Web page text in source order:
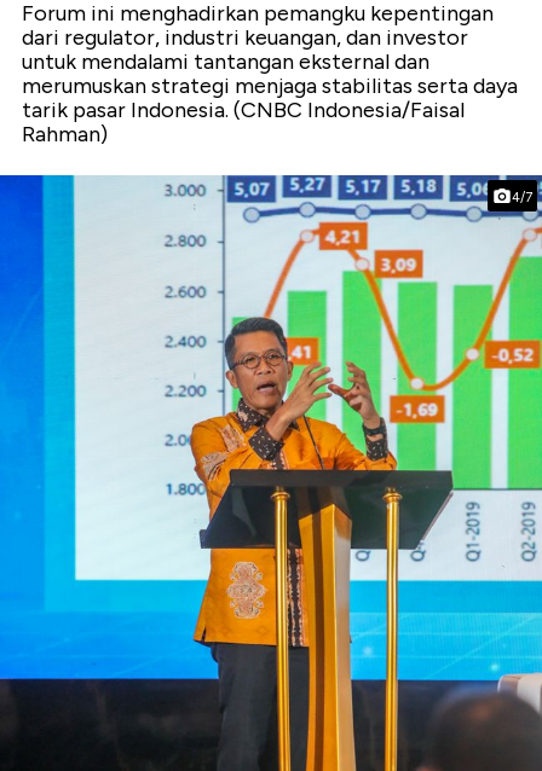
Forum ini menghadirkan pemangku kepentingan
dari regulator, industri keuangan, dan investor
untuk mendalami tantangan eksternal dan
merumuskan strategi menjaga stabilitas serta daya
tarik pasar Indonesia. (CNBC Indonesia/Faisal
Rahman)
4/7